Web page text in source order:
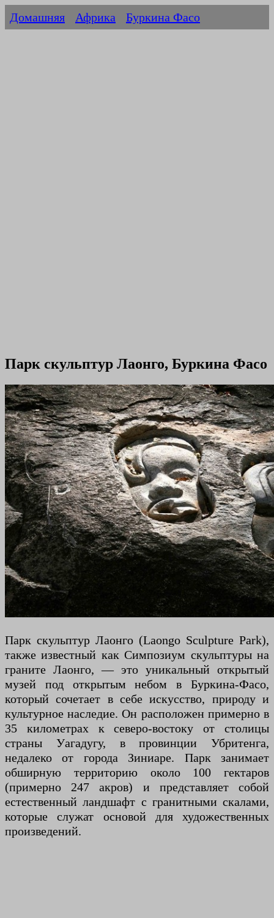
Домашняя Африка Буркина Фасо
Парк скульптур Лаонго, Буркина Фасо
Парк скульптур Лаонго (Laongo Sculpture Park),
также известный как Симпозиум скульптуры на
граните Лаонго, — это уникальный открытый
музей под открытым небом в Буркина-Фасо,
который сочетает в себе искусство, природу и
культурное наследие. Он расположен примерно в
35 километрах к северо-востоку от столицы
страны Уагадугу, в провинции Убритенга,
недалеко от города Зиниаре. Парк занимает
обширную территорию около 100 гектаров
(примерно 247 акров) и представляет собой
естественный ландшафт с гранитными скалами,
которые служат основой для художественных
произведений.